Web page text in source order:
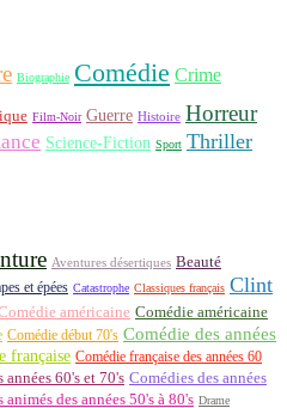
Biographie Comédie Crime
Film-Noir Guerre Histoire Horreur
Science-Fiction Sport Thriller
Aventures désertiques Beauté
et épées Catastrophe Classiques français Clint
américaine Comédie américaine
Comédie début 70's Comédie des années
française Comédie française des années 60
années 60's et 70's Comédies des années
animés des années 50's à 80's Drame